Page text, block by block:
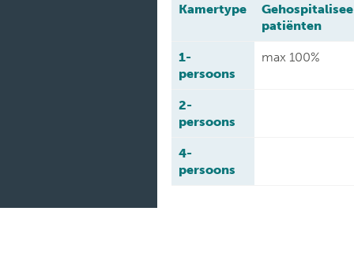
Kamertype
patiënten
1-
persoons
max 100%
2-
persoons
4-
persoons